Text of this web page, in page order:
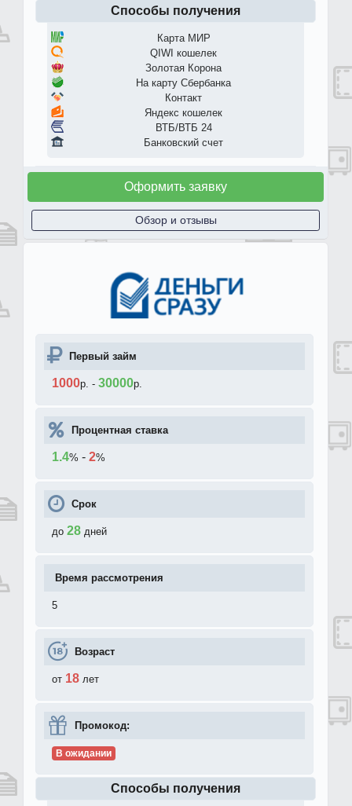
Способы получения
Карта МИР
QIWI кошелек
Золотая Корона
На карту Сбербанка
Контакт
Яндекс кошелек
ВТБ/ВТБ 24
Банковский счет
Оформить заявку
Обзор и отзывы
Первый займ
1000р. - 30000р.
Процентная ставка
1.4% - 2%
Срок
до 28 дней
Время рассмотрения
5
Возраст
от 18 лет
Промокод:
В ожидании
Способы получения